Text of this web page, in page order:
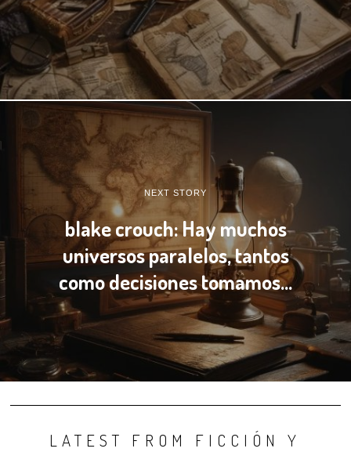
NEXT STORY
blake crouch: Hay muchos
universos paralelos, tantos
como decisiones tomamos…
LATEST FROM FICCIÓN Y